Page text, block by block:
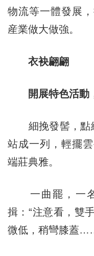
物流等一體發展
産業做大做強。
衣袂翩翩
開展特色活動
細挽發髻，點
站成一列，輕擺
端莊典雅。
一曲罷，一名
揖：“注意看，雙
微低，稍彎膝蓋